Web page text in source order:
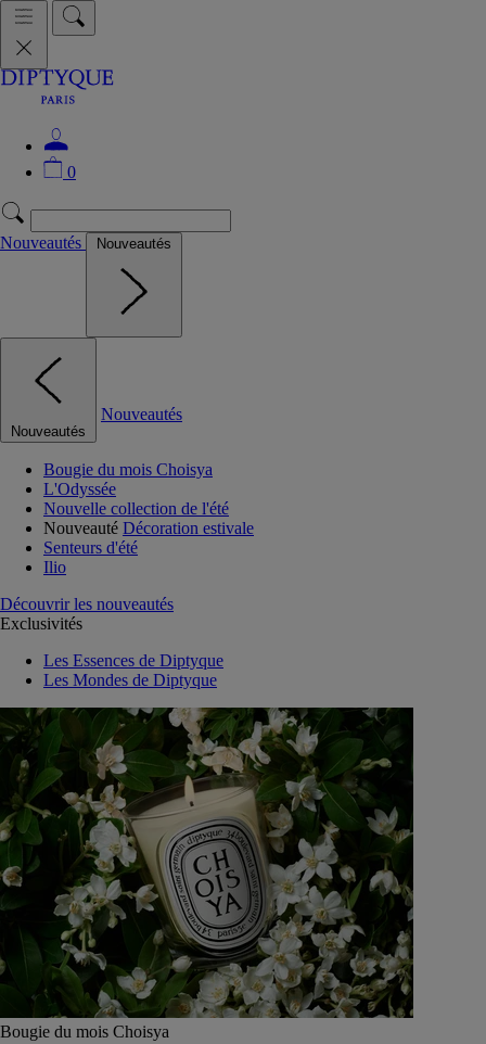
0
Nouveautés Nouveautés
Nouveautés
Nouveautés
Bougie du mois Choisya
L'Odyssée
Nouvelle collection de l'été
Nouveauté Décoration estivale
Senteurs d'été
Ilio
Découvrir les nouveautés
Exclusivités
Les Essences de Diptyque
Les Mondes de Diptyque
Bougie du mois Choisya